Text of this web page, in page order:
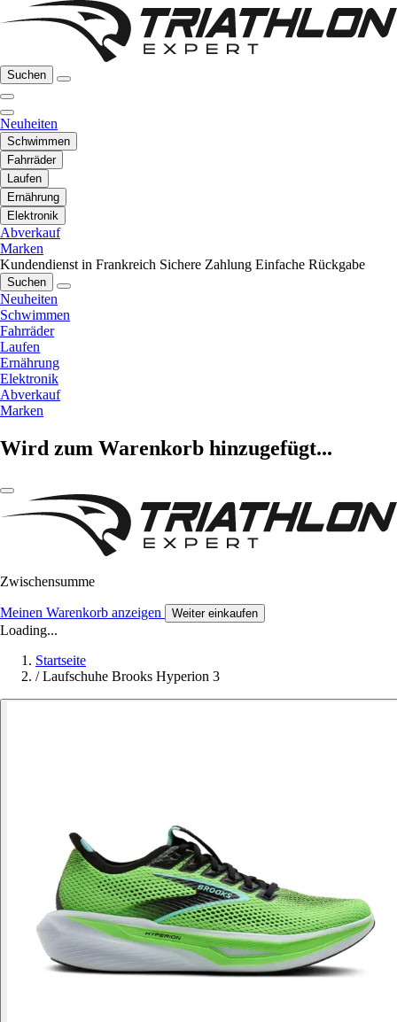
Suchen
Neuheiten
Schwimmen
Fahrräder
Laufen
Ernährung
Elektronik
Abverkauf
Marken
Kundendienst in Frankreich Sichere Zahlung Einfache Rückgabe
Suchen
Neuheiten
Schwimmen
Fahrräder
Laufen
Ernährung
Elektronik
Abverkauf
Marken
Wird zum Warenkorb hinzugefügt...
Zwischensumme
Meinen Warenkorb anzeigen Weiter einkaufen
Loading...
Startseite
/ Laufschuhe Brooks Hyperion 3